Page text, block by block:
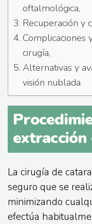
oftalmológica,
Recuperación y
Complicaciones
cirugía,
Alternativas y
visión nublada
extracción
La cirugía de
seguro que se
minimizando
efectúa